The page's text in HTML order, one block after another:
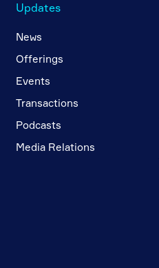
Updates
News
Offerings
Events
Transactions
Podcasts
Media Relations